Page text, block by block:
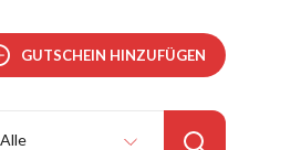
GUTSCHEIN HINZUFÜGEN
Alle